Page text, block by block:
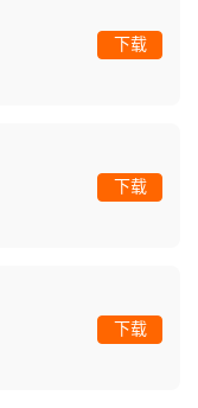
下载
下载
下载